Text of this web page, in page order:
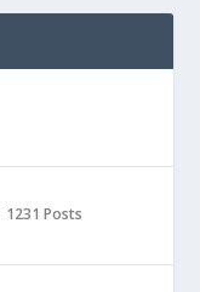
1231 Posts